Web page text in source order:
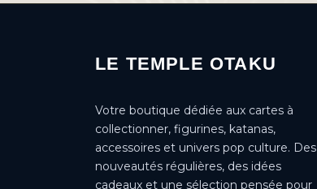
LE TEMPLE OTAKU
Votre boutique dédiée aux cartes à
collectionner, figurines, katanas,
accessoires et univers pop culture. Des
nouveautés régulières, des idées
cadeaux et une sélection pensée pour